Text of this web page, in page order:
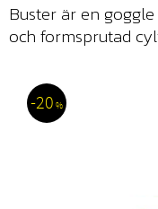
Buster är en
och formsprutad
20 %